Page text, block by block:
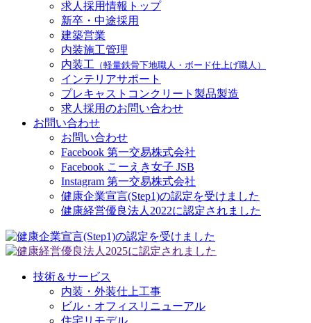
求人採用情報トップ
新卒・中途採用
建築営業
内装施工管理
内装工 （軽量鉄骨下地職人・ボード仕上げ職人）
インテリアサポート
プレキャストコンクリート製品製造
求人採用のお問い合わせ
お問い合わせ
お問い合わせ
Facebook 第一交易株式会社
Facebook こーえき女子 JSB
Instagram 第一交易株式会社
健康企業宣言(Step1)の認定を受けました
健康経営優良法人2022に認定されました
技術＆サービス
内装・外装仕上工事
ビル・オフィスリニューアル
住宅リモデル